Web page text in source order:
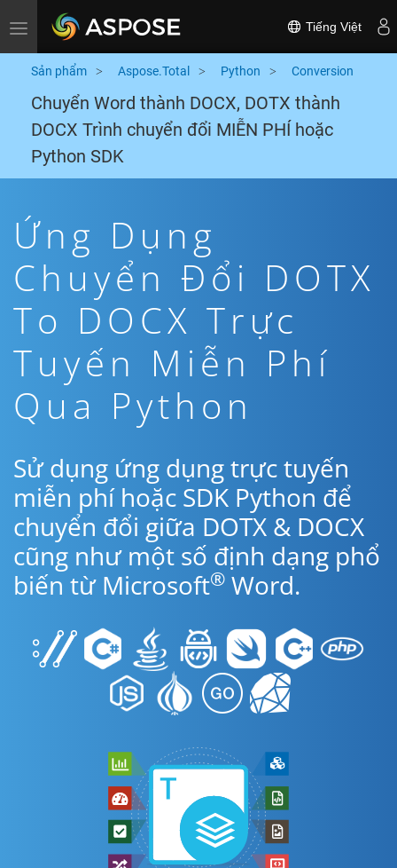
Toggle navigation Tiếng Việt
Sản phẩm Aspose.Total Python Conversion
Chuyển Word thành DOCX, DOTX thành
DOCX Trình chuyển đổi MIỄN PHÍ hoặc
Python SDK
Ứng Dụng
Chuyển Đổi DOTX
To DOCX Trực
Tuyến Miễn Phí
Qua Python
Sử dụng ứng dụng trực tuyến
miễn phí hoặc SDK Python để
chuyển đổi giữa DOTX & DOCX
cũng như một số định dạng phổ
biến từ Microsoft® Word.